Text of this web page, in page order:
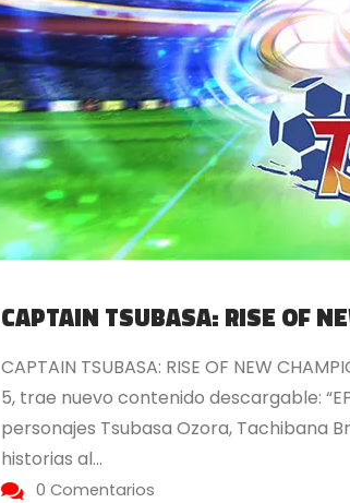
CAPTAIN TSUBASA: RISE OF
CAPTAIN TSUBASA: RISE OF NEW
5, trae nuevo contenido descargable:
personajes Tsubasa Ozora, Tachibana
historias al...
0 Comentarios